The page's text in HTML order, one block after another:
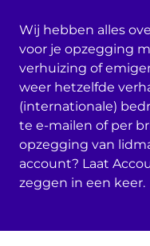
Wij hebben alles
voor je opzegging
verhuizing of
weer hetzelfde
(internationale)
te e-mailen of per
opzegging van
account? Laat
zeggen in een keer.